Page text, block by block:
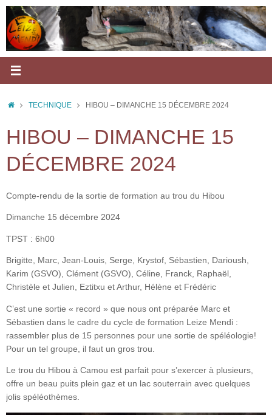
Passer
contenu
ACCUEIL
TECHNIQUE HIBOU – DIMANCHE 15 DÉCEMBRE 2024
HIBOU – DIMANCHE 15
DÉCEMBRE 2024
Compte-rendu de la sortie de formation au trou du Hibou
Dimanche 15 décembre 2024
TPST : 6h00
Brigitte, Marc, Jean-Louis, Serge, Krystof, Sébastien, Darioush,
Karim (GSVO), Clément (GSVO), Céline, Franck, Raphaël,
Christèle et Julien, Eztitxu et Arthur, Hélène et Frédéric
C’est une sortie « record » que nous ont préparée Marc et
Sébastien dans le cadre du cycle de formation Leize Mendi :
rassembler plus de 15 personnes pour une sortie de spéléologie!
Pour un tel groupe, il faut un gros trou.
Le trou du Hibou à Camou est parfait pour s’exercer à plusieurs,
offre un beau puits plein gaz et un lac souterrain avec quelques
jolis spéléothèmes.